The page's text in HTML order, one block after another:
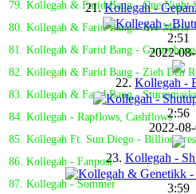
79. Kollegah & Farid Bang - One Night
80. Kollegah & Farid Bang - Ave Maria
81. Kollegah & Farid Bang -
82. Kollegah & Farid Bang - Zieh Den
83. Kollegah & Farid Bang -
84. Kollegah - Rapflows, Cashflows
85. Kollegah Ft. Sun Diego -
86. Kollegah - Fanpost
87. Kollegah - Sommer
21.Kollegah -
2:51
2022-
22. Kollegah -
2:56
2022-
23. Kollegah -
3:59